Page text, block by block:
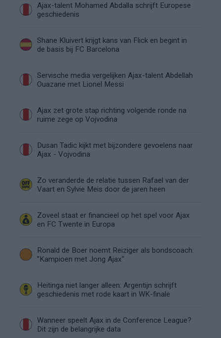
Ajax-talent Mohamed Abdalla schrijft Europese
geschiedenis
Shane Kluivert krijgt kans van Flick en begint in
de basis bij FC Barcelona
Servische media vergelijken Ajax-talent Abdellah
Ouazane met Lionel Messi
Ajax zet grote stap richting volgende ronde na
ruime zege op Vojvodina
Dusan Tadic kijkt met bijzondere gevoelens naar
Ajax - Vojvodina
Zo veranderde de relatie tussen Rafael van der
Vaart en Sylvie Meis door de jaren heen
Zoveel staat er financieel op het spel voor Ajax
en FC Twente in Europa
Ronald de Boer noemt Reiziger als bondscoach:
"Kampioen met Jong Ajax"
Heitinga niet langer alleen: Argentijn schrijft
geschiedenis met rode kaart in WK-finale
Wanneer speelt Ajax in de Conference League?
Dit zijn de belangrijke data